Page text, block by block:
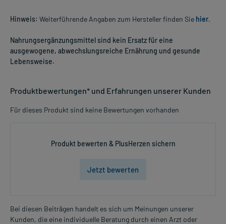
Hinweis: Weiterführende Angaben zum Hersteller finden Sie hier.
Nahrungsergänzungsmittel sind kein Ersatz für eine
ausgewogene, abwechslungsreiche Ernährung und gesunde
Lebensweise.
Produktbewertungen* und Erfahrungen unserer Kunden
Für dieses Produkt sind keine Bewertungen vorhanden
Produkt bewerten & PlusHerzen sichern
Jetzt bewerten
Bei diesen Beiträgen handelt es sich um Meinungen unserer
Kunden, die eine individuelle Beratung durch einen Arzt oder